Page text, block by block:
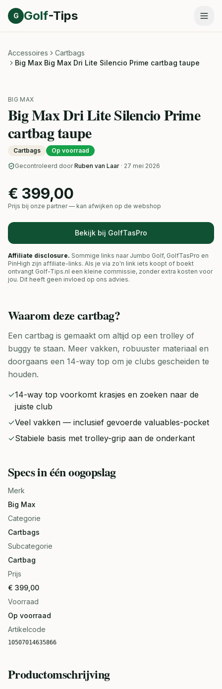
Direct naar inhoud
G Golf-Tips
Accessoires
Cartbags
Big Max Big Max Dri Lite Silencio Prime cartbag taupe
BIG MAX
Big Max Dri Lite Silencio Prime
cartbag taupe
Cartbags Op voorraad
Gecontroleerd door Ruben van Laar · 27 mei 2026
€ 399,00
Prijs bij onze partner — kan afwijken op de webshop
Bekijk bij GolfTasPro
Affiliate disclosure. Sommige links naar Jumbo Golf, GolfTasPro en
PinHigh zijn affiliate-links. Als je via zo'n link iets koopt of boekt
ontvangt Golf-Tips.nl een kleine commissie, zonder extra kosten voor
jou. Dit heeft geen invloed op ons advies.
Waarom dezecartbag?
Een cartbag is gemaakt om altijd op een trolley of
buggy te staan. Meer vakken, robuuster materiaal en
doorgaans een 14-way top om je clubs gescheiden te
houden.
✓14-way top voorkomt krasjes en zoeken naar de
juiste club
✓Veel vakken — inclusief gevoerde valuables-pocket
✓Stabiele basis met trolley-grip aan de onderkant
Specs in één oogopslag
Merk
Big Max
Categorie
Cartbags
Subcategorie
Cartbag
Prijs
€ 399,00
Voorraad
Op voorraad
Artikelcode
10507014635866
Productomschrijving